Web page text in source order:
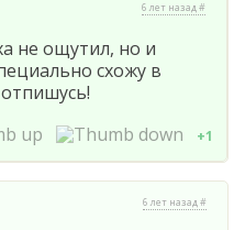
6 лет назад #
не ощутил, но и
схожу в
+1
6 лет назад #